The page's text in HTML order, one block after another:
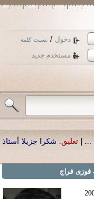
دخول / نسيت كلمة
مستخدم جديد
حمد الحمد .أكرمكم الله .
فوزى فراج